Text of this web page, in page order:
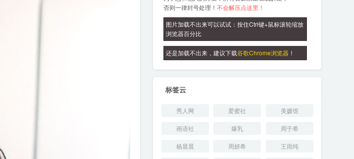
否则一律封号处理！ 不会解压点这里！
图片加载不出来可以试试：按住Ctrl键+鼠标滚轮缩放
浏览器百分比
还是加载不出来，建议下载谷歌Chrome浏览器 ！
标签云
秀人网 爱蜜社 美媛馆
画语社 爆乳 周于希
杨晨晨 周妍希 王雨纯